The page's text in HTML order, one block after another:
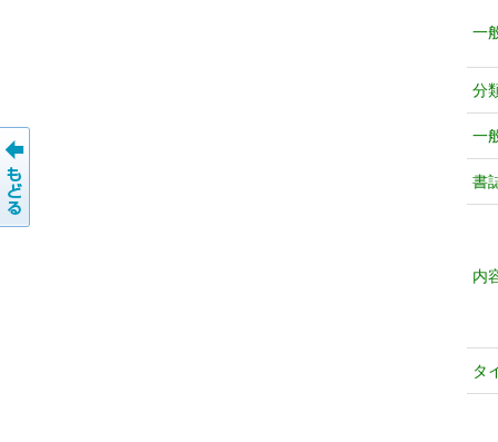
一
分
一
書
内
タ